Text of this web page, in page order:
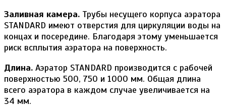
Заливная камера. Трубы несущего корпуса аэратора
STANDARD имеют отверстия для циркуляции воды на
концах и посередине. Благодаря этому уменьшается
риск всплытия аэратора на поверхность.
Длина. Аэратор STANDARD производится с рабочей
поверхностью 500, 750 и 1000 мм. Общая длина
всего аэратора в каждом случае увеличивается на
34 мм.